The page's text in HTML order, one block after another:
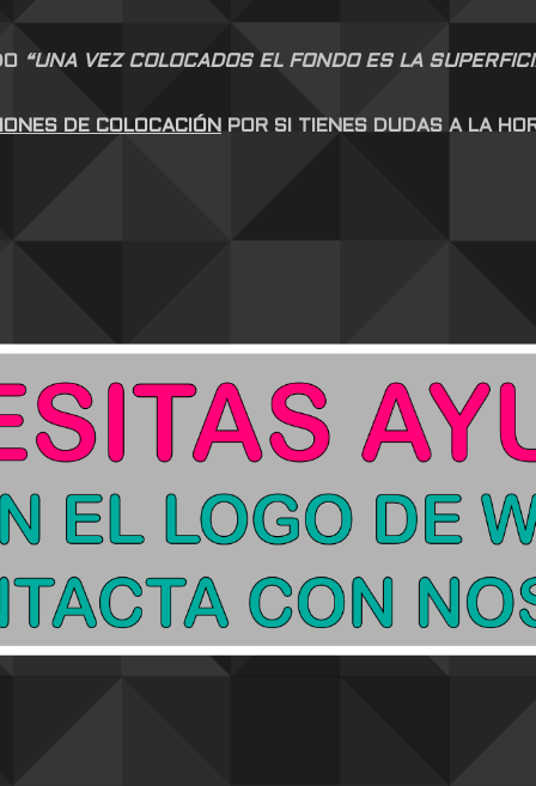
“UNA VEZ COLOCADOS EL FONDO ES LA
DE COLOCACIÓN POR SI TIENES DUDAS A LA